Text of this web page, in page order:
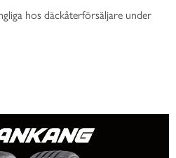
hos däckåterförsäljare under